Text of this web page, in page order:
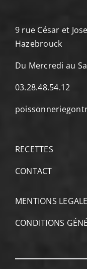
9 rue César et
Hazebrouck
Du Mercredi au
03.28.48.54.12
RECETTES
CONTACT
MENTIONS
CONDITIONS